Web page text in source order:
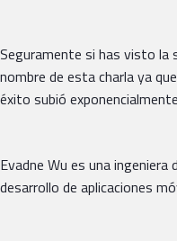
Seguramente si has visto la
nombre de esta charla ya
éxito subió
Evadne Wu es una
desarrollo de aplicaciones